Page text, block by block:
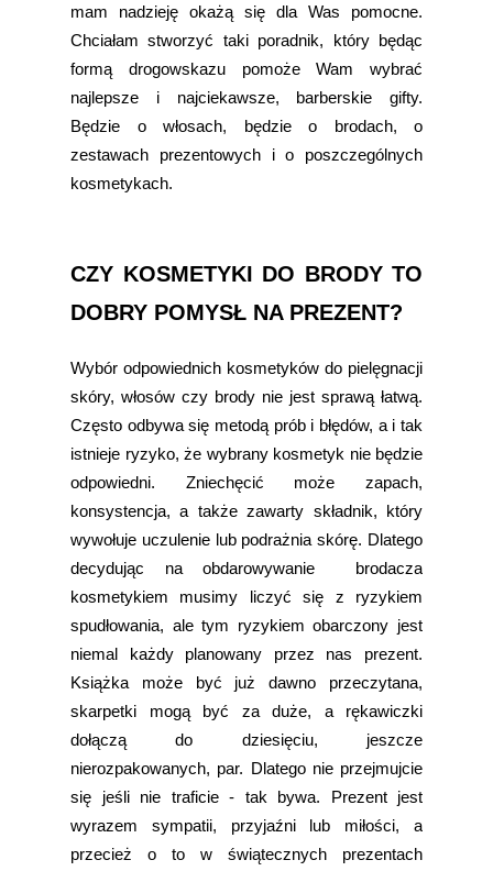
mam nadzieję okażą się dla Was pomocne.
Chciałam stworzyć taki poradnik, który będąc
formą drogowskazu pomoże Wam wybrać
najlepsze i najciekawsze, barberskie gifty.
Będzie o włosach, będzie o brodach, o
zestawach prezentowych i o poszczególnych
kosmetykach.
CZY KOSMETYKI DO BRODY TO
DOBRY POMYSŁ NA PREZENT?
Wybór odpowiednich kosmetyków do pielęgnacji
skóry, włosów czy brody nie jest sprawą łatwą.
Często odbywa się metodą prób i błędów, a i tak
istnieje ryzyko, że wybrany kosmetyk nie będzie
odpowiedni. Zniechęcić może zapach,
konsystencja, a także zawarty składnik, który
wywołuje uczulenie lub podrażnia skórę. Dlatego
decydując na obdarowywanie brodacza
kosmetykiem musimy liczyć się z ryzykiem
spudłowania, ale tym ryzykiem obarczony jest
niemal każdy planowany przez nas prezent.
Książka może być już dawno przeczytana,
skarpetki mogą być za duże, a rękawiczki
dołączą do dziesięciu, jeszcze
nierozpakowanych, par. Dlatego nie przejmujcie
się jeśli nie traficie - tak bywa. Prezent jest
wyrazem sympatii, przyjaźni lub miłości, a
przecież o to w świątecznych prezentach